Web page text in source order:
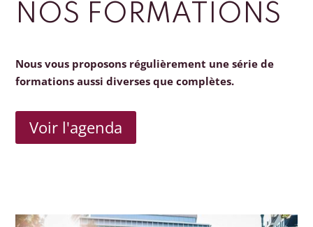
NOS FORMATIONS
Nous vous proposons régulièrement une série de
formations aussi diverses que complètes.
Voir l'agenda